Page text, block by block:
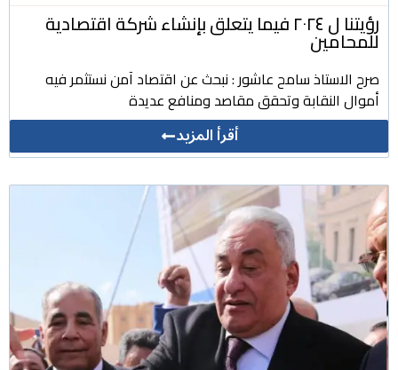
رؤيتنا ل ٢٠٢٤ فيما يتعلق بإنشاء شركة اقتصادية
للمحامين
صرح الاستاذ سامح عاشور : نبحث عن اقتصاد آمن نستثمر فيه
أموال النقابة وتحقق مقاصد ومنافع عديدة
أقرأ المزيد